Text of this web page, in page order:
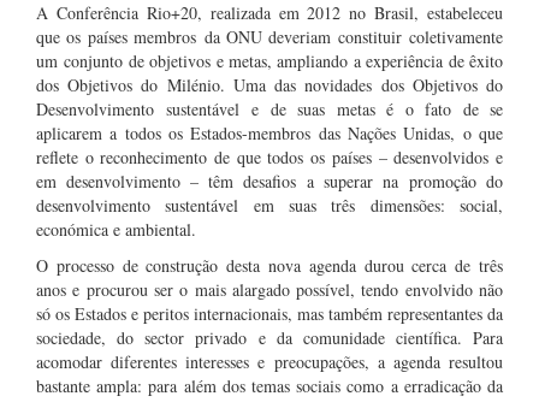
A Conferência Rio+20, realizada em 2012 no Brasil, estabeleceu
que os países membros da ONU deveriam constituir coletivamente
um conjunto de objetivos e metas, ampliando a experiência de êxito
dos Objetivos do Milénio. Uma das novidades dos Objetivos do
Desenvolvimento sustentável e de suas metas é o fato de se
aplicarem a todos os Estados-membros das Nações Unidas, o que
reflete o reconhecimento de que todos os países – desenvolvidos e
em desenvolvimento – têm desafios a superar na promoção do
desenvolvimento sustentável em suas três dimensões: social,
económica e ambiental.
O processo de construção desta nova agenda durou cerca de três
anos e procurou ser o mais alargado possível, tendo envolvido não
só os Estados e peritos internacionais, mas também representantes da
sociedade, do sector privado e da comunidade científica. Para
acomodar diferentes interesses e preocupações, a agenda resultou
bastante ampla: para além dos temas sociais como a erradicação da